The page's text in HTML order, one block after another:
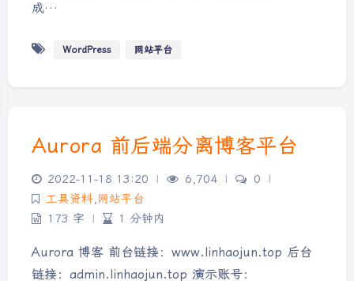
成…
WordPress 网站平台
Aurora 前后端分离博客平台
2022-11-18 13:20 | 6,704 | 0
|
工具资料,网站平台
173 字
| 1 分钟内
Aurora 博客 前台链接：www.linhaojun.top 后台
链接：admin.linhaojun.top 演示账号：